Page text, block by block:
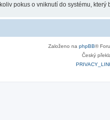
pokus o vniknutí do systému, který
Založeno na phpBB®
Český